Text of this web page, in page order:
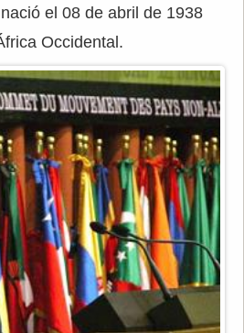
nació el 08 de abril de 1938
Occidental.